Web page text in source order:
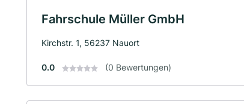
Fahrschule Müller GmbH
Kirchstr. 1, 56237 Nauort
0.0 (0 Bewertungen)